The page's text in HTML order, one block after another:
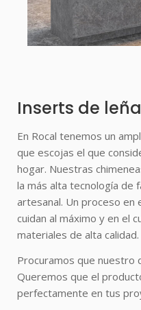
Inserts de
En Rocal tenemos un
que escojas el que
hogar. Nuestras
la más alta tecnología de
artesanal. Un proceso
cuidan al máximo y en el
materiales de alta calidad.
Procuramos que nuestro
Queremos que el
perfectamente en tus